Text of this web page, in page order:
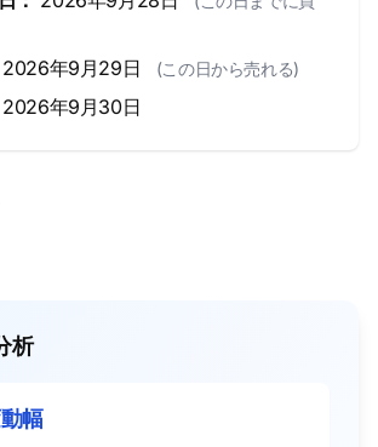
2026年9月29日 (この日から売れる)
2026年9月30日
析
幅